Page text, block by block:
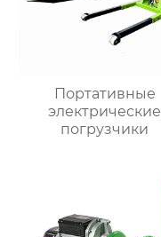
Портативные
электрические
погрузчики